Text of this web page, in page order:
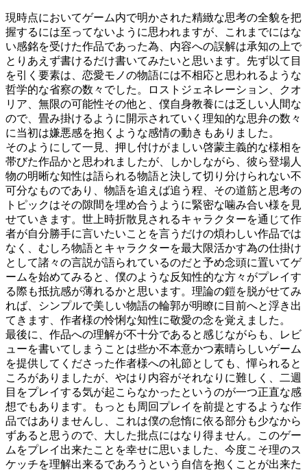
現時点においてゲーム内で明かされた精緻な思考の全貌を把
握するには至ってないように思われますが、これまでにはな
い感銘を受けた作品であった為、内容への誤解は承知の上で
とりあえず書けるだけ書いてみたいと思います。先ず以て目
を引く要素は、恋愛モノの物語には不相応と思われるような
哲学的な省察の数々でした。ロストジェネレーション、クオ
リア、無限の可能性その他と、僕自身教養には乏しい人間な
ので、畳み掛けるように開示されていく理知的な思弁の数々
に当初は嫌悪感を抱くような感情の動きもありました。
そのようにして一見、押し付けがましい啓蒙主義的な様相を
帯びた作品かと思われましたが、しかしながら、彼ら登場人
物の明晰な知性は語られる物語と決して切り分けられない不
可分なものであり、物語を追えば追う程、その道筋と思考の
トピックはその隙間を埋め合うように緊密な噛み合い様を見
せていきます。世上時折散見されるキャラクターを通じて作
者が自分勝手に言いたいことを言うだけの煩わしい作品では
なく、むしろ物語とキャラクターを最大限活かす為の仕掛け
として諸々の言説が語られているのだと予め念頭に置いてゲ
ームを始めてみると、僕のような反知性的な方々がプレイす
る際も抵抗感が薄れるかと思います。理論の鎧を脱がせてみ
れば、シンプルで美しい物語の輪郭が明瞭に目前へと浮き出
てきます、作者様の怜悧な知性に敬愛の念を覚えました。
最後に、作品への理解が不十分であると感じながらも、レビ
ューを書いてしまうことは些か不本意かつ素晴らしいゲーム
を提供してくださった作者様への礼節としても、憚られると
ころがありましたが、やはり内容がそれなりに難しく、二週
目をプレイする気が起こらなかったというのが一つ正直な感
想でもあります。もっとも周回プレイを前提とするような作
品ではありませんし、これは僕の怠惰に依る部分も少なから
ずあると思うので、大した批点にはなり得ません。このゲー
ムをプレイ出来たことを幸せに思いました、今度こそ理のス
ケッチを理解出来るであろうという自信を抱くことが出来た